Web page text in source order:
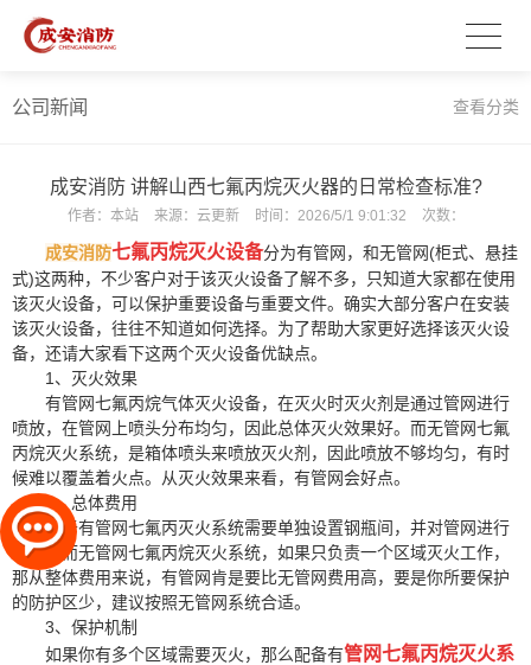
公司新闻 查看分类
成安消防 讲解山西七氟丙烷灭火器的日常检查标准?
作者： 本站 来源： 云更新 时间： 2026/5/1 9:01:32 次数：
成安消防七氟丙烷灭火设备分为有管网，和无管网(柜式、悬挂
式)这两种，不少客户对于该灭火设备了解不多，只知道大家都在使用
该灭火设备，可以保护重要设备与重要文件。确实大部分客户在安装
该灭火设备，往往不知道如何选择。为了帮助大家更好选择该灭火设
备，还请大家看下这两个灭火设备优缺点。
1、灭火效果
有管网七氟丙烷气体灭火设备，在灭火时灭火剂是通过管网进行
喷放，在管网上喷头分布均匀，因此总体灭火效果好。而无管网七氟
丙烷灭火系统，是箱体喷头来喷放灭火剂，因此喷放不够均匀，有时
候难以覆盖着火点。从灭火效果来看，有管网会好点。
2、总体费用
由于有管网七氟丙灭火系统需要单独设置钢瓶间，并对管网进行
设置，而无管网七氟丙烷灭火系统，如果只负责一个区域灭火工作，
那从整体费用来说，有管网肯是要比无管网费用高，要是你所要保护
的防护区少，建议按照无管网系统合适。
3、保护机制
如果你有多个区域需要灭火，那么配备有管网七氟丙烷灭火系